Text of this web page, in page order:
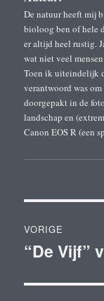
De natuur heeft mij
bioloog ben of hele
er altijd heel rustig.
wat niet veel
Toen ik uiteindelijk
verantwoord was
doorgepakt in de
landschap en
Canon EOS R (een
navigatie
VORIGE
Vorig
“De Vijf”